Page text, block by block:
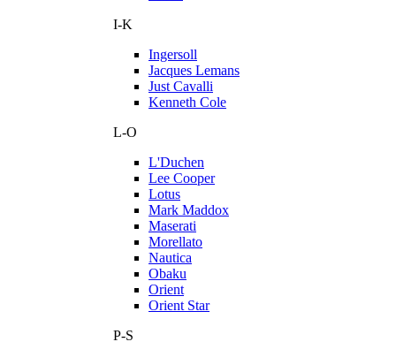
I-K
Ingersoll
Jacques Lemans
Just Cavalli
Kenneth Cole
L-O
L'Duchen
Lee Cooper
Lotus
Mark Maddox
Maserati
Morellato
Nautica
Obaku
Orient
Orient Star
P-S